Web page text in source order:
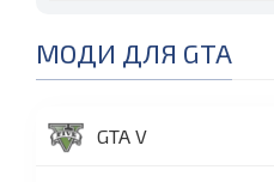
МОДИ ДЛЯ GTA
GTA V